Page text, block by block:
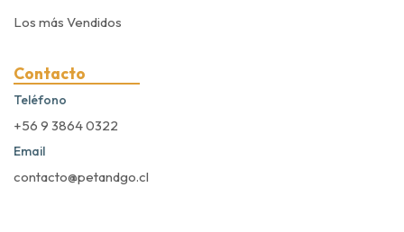
Los más Vendidos
Contacto
Teléfono
+56 9 3864 0322
Email
contacto@petandgo.cl